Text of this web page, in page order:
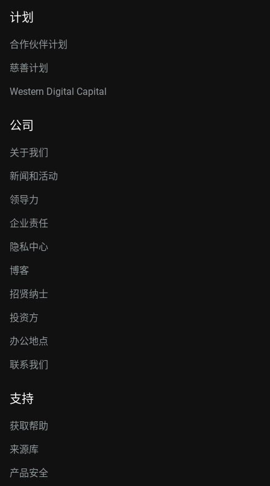
计划
合作伙伴计划
慈善计划
Western Digital Capital
公司
关于我们
新闻和活动
领导力
企业责任
隐私中心
博客
招贤纳士
投资方
办公地点
联系我们
支持
获取帮助
来源库
产品安全